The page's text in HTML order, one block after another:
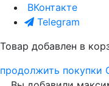
ВКонтакте
Telegram
Товар добавлен в
продолжить покупки